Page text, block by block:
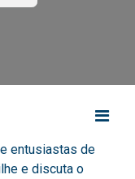
entusiastas de
e discuta o